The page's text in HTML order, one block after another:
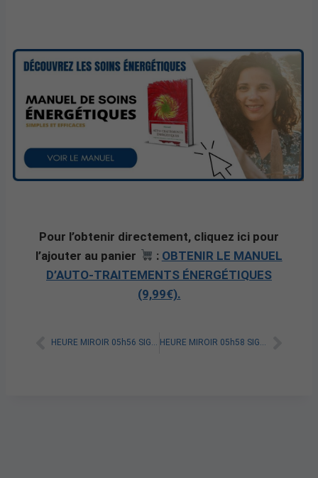
Pour l’obtenir directement, cliquez ici pour
l’ajouter au panier
: OBTENIR LE MANUEL
D’AUTO-TRAITEMENTS ÉNERGÉTIQUES
(9,99€).
HEURE MIROIR 05h56 SIGNIFICATION SPIRITUELLE [A LIRE] HEURE MIROIR 05h58 SIGNIFICATION SPIRITUELLE [A LIRE]